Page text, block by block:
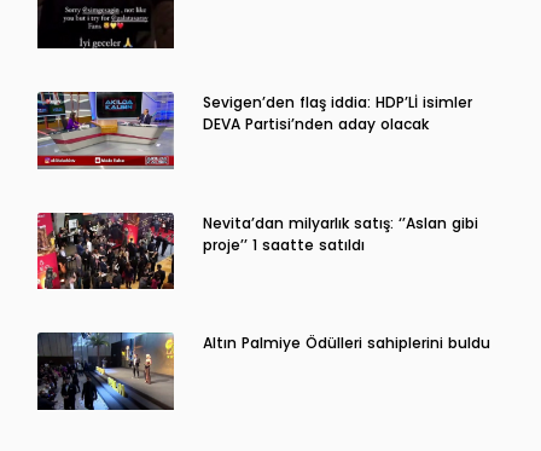
Sevigen’den flaş iddia: HDP’Lİ isimler
DEVA Partisi’nden aday olacak
Nevita’dan milyarlık satış: ‘’Aslan gibi
proje’’ 1 saatte satıldı
Altın Palmiye Ödülleri sahiplerini buldu